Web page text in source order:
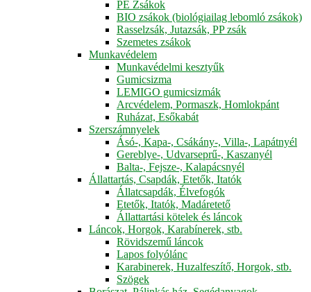
PE Zsákok
BIO zsákok (biológiailag lebomló zsákok)
Rasselzsák, Jutazsák, PP zsák
Szemetes zsákok
Munkavédelem
Munkavédelmi kesztyűk
Gumicsizma
LEMIGO gumicsizmák
Arcvédelem, Pormaszk, Homlokpánt
Ruházat, Esőkabát
Szerszámnyelek
Ásó-, Kapa-, Csákány-, Villa-, Lapátnyél
Gereblye-, Udvarseprű-, Kaszanyél
Balta-, Fejsze-, Kalapácsnyél
Állattartás, Csapdák, Etetők, Itatók
Állatcsapdák, Élvefogók
Etetők, Itatók, Madáretető
Állattartási kötelek és láncok
Láncok, Horgok, Karabínerek, stb.
Rövidszemű láncok
Lapos folyólánc
Karabinerek, Huzalfeszítő, Horgok, stb.
Szögek